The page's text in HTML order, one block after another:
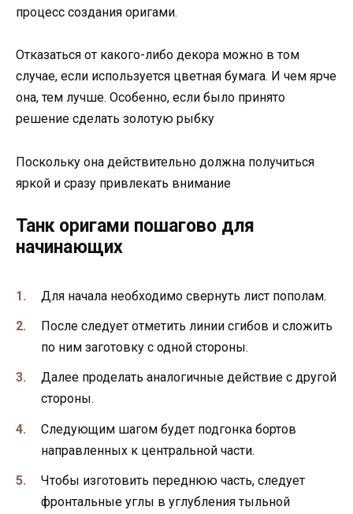
процесс создания оригами.
Отказаться от какого-либо декора можно в том
случае, если используется цветная бумага. И чем ярче
она, тем лучше. Особенно, если было принято
решение сделать золотую рыбку
Поскольку она действительно должна получиться
яркой и сразу привлекать внимание
Танк оригами пошагово для
начинающих
Для начала необходимо свернуть лист пополам.
После следует отметить линии сгибов и сложить
по ним заготовку с одной стороны.
Далее проделать аналогичные действие с другой
стороны.
Следующим шагом будет подгонка бортов
направленных к центральной части.
Чтобы изготовить переднюю часть, следует
фронтальные углы в углубления тыльной